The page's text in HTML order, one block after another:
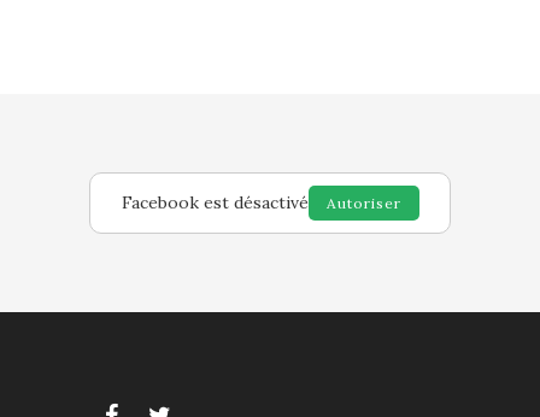
Facebook est désactivé Autoriser